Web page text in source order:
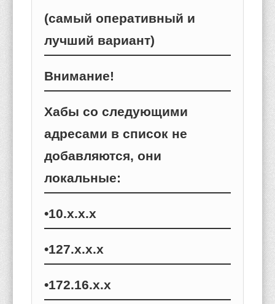
(самый оперативный и
лучший вариант)
Внимание!
Хабы со следующими
адресами в список не
добавляются, они
локальные:
•10.х.х.х
•127.x.x.x
•172.16.х.х